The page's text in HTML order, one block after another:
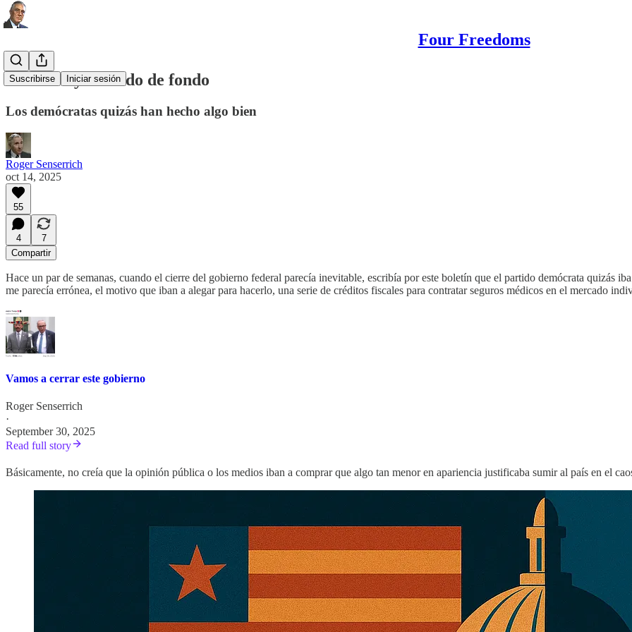
Four Freedoms
Suscribirse Iniciar sesión
El cierre y el ruido de fondo
Los demócratas quizás han hecho algo bien
Roger Senserrich
oct 14, 2025
55
4
7
Compartir
Hace un par de semanas, cuando el cierre del gobierno federal parecía inevitable, escribía por este boletín que el partido demócrata quizás
me parecía errónea, el motivo que iban a alegar para hacerlo, una serie de créditos fiscales para contratar seguros médicos en el mercado
Vamos a cerrar este gobierno
Roger Senserrich
·
September 30, 2025
Read full story
Básicamente, no creía que la opinión pública o los medios iban a comprar que algo tan menor en apariencia justificaba sumir al país en el